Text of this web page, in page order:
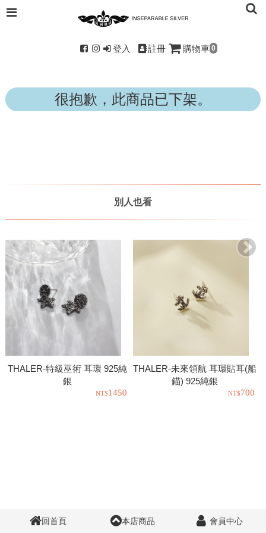
登入 註冊 購物車 0
很抱歉，此商品已下架。
別人也看
THALER-特級巫術 耳環 925純
銀
1450
THALER-未來領航 耳環貼耳(船
錨) 925純銀
700
回首頁 本店商品 會員中心